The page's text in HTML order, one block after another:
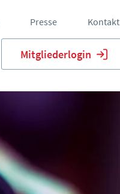
Presse Kontakt
Mitgliederlogin